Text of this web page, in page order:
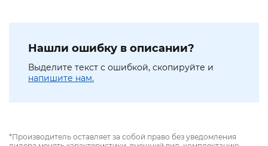
Нашли ошибку в описании?
Выделите текст с ошибкой, скопируйте и
напишите нам.
*Производитель оставляет за собой право без уведомления